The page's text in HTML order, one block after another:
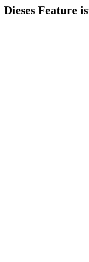
Dieses Feature